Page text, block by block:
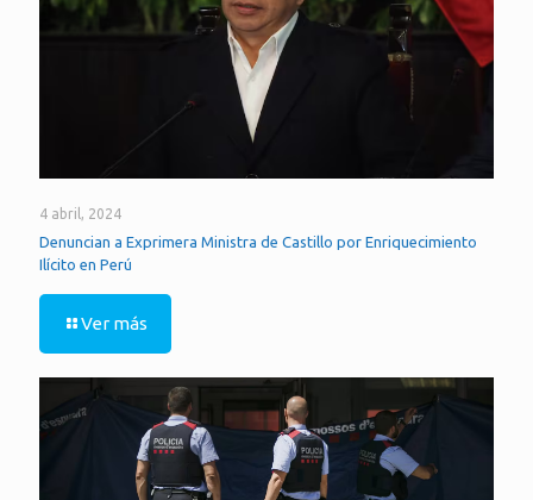
4 abril, 2024
Denuncian a Exprimera Ministra de Castillo por Enriquecimiento
Ilícito en Perú
Ver más